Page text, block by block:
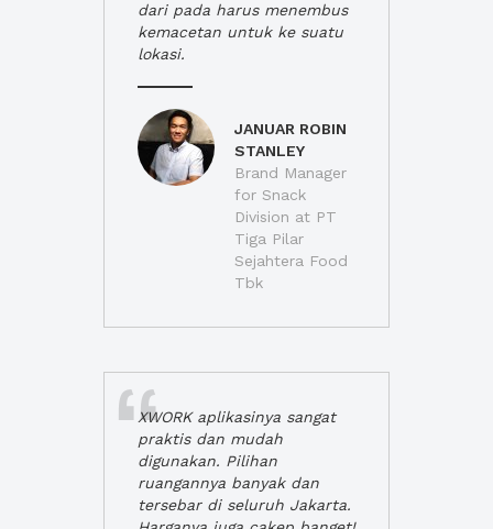
dari pada harus menembus
kemacetan untuk ke suatu
lokasi.
JANUAR ROBIN
STANLEY
Brand Manager
for Snack
Division at PT
Tiga Pilar
Sejahtera Food
Tbk
XWORK aplikasinya sangat
praktis dan mudah
digunakan. Pilihan
ruangannya banyak dan
tersebar di seluruh Jakarta.